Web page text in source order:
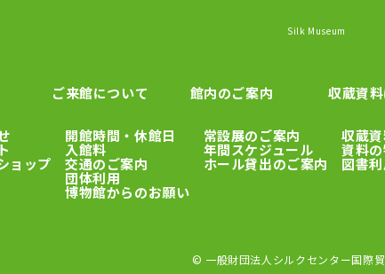
Silk Museum
ョップ
ご来館について
開館時間・休館日
入館料
交通のご案内
団体利用
博物館からのお願い
館内のご案内
常設展のご案内
年間スケジュール
ホール貸出のご案内
収蔵資
収蔵
資料
図書
© 一般財団法人シルクセンター国際